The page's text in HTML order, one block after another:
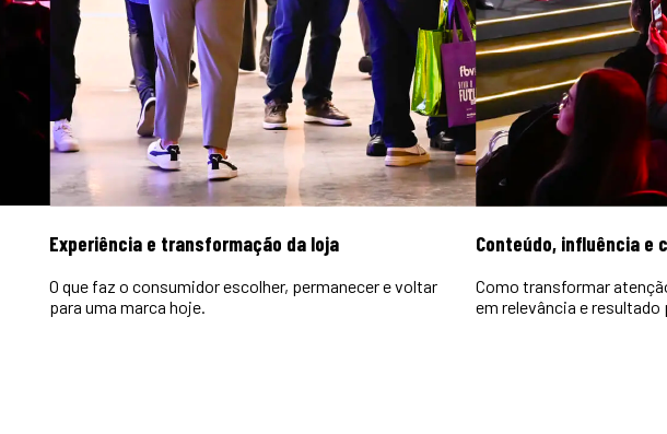
Experiência e transformação da loja
O que faz o consumidor escolher, permanecer e voltar
para uma marca hoje.
Conteúdo, influência e
Como transformar
em relevância e resultado